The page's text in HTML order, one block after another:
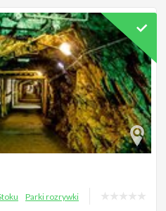
Parki rozrywki